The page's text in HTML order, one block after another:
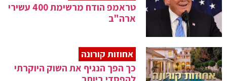
טראמפ הודח מרשימת 400 עשירי
ארה"ב
אחוזות קורונה
כך הפך הנגיף את השוק היוקרתי